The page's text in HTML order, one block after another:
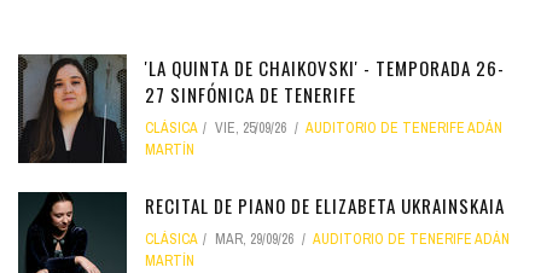
'LA QUINTA DE CHAIKOVSKI' - TEMPORADA 26-
27 SINFÓNICA DE TENERIFE
CLÁSICA VIE, 25/09/26
AUDITORIO DE TENERIFE ADÁN
MARTÍN
RECITAL DE PIANO DE ELIZABETA UKRAINSKAIA
CLÁSICA MAR, 29/09/26
AUDITORIO DE TENERIFE ADÁN
MARTÍN